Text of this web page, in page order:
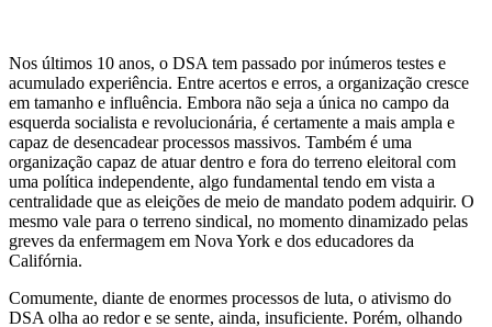
Nos últimos 10 anos, o DSA tem passado por inúmeros testes e
acumulado experiência. Entre acertos e erros, a organização cresce
em tamanho e influência. Embora não seja a única no campo da
esquerda socialista e revolucionária, é certamente a mais ampla e
capaz de desencadear processos massivos. Também é uma
organização capaz de atuar dentro e fora do terreno eleitoral com
uma política independente, algo fundamental tendo em vista a
centralidade que as eleições de meio de mandato podem adquirir. O
mesmo vale para o terreno sindical, no momento dinamizado pelas
greves da enfermagem em Nova York e dos educadores da
Califórnia.
Comumente, diante de enormes processos de luta, o ativismo do
DSA olha ao redor e se sente, ainda, insuficiente. Porém, olhando